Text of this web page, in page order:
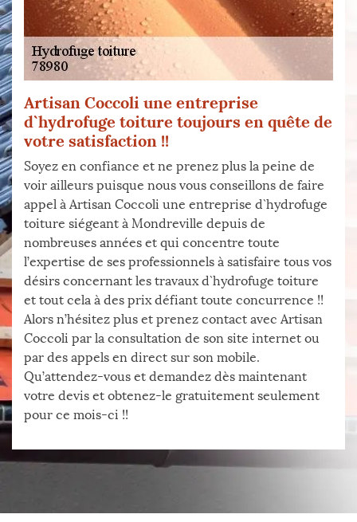
Artisan Coccoli une entreprise
d`hydrofuge toiture toujours en quête de
votre satisfaction !!
Soyez en confiance et ne prenez plus la peine de
voir ailleurs puisque nous vous conseillons de faire
appel à Artisan Coccoli une entreprise d`hydrofuge
toiture siégeant à Mondreville depuis de
nombreuses années et qui concentre toute
l’expertise de ses professionnels à satisfaire tous vos
désirs concernant les travaux d`hydrofuge toiture
et tout cela à des prix défiant toute concurrence !!
Alors n’hésitez plus et prenez contact avec Artisan
Coccoli par la consultation de son site internet ou
par des appels en direct sur son mobile.
Qu’attendez-vous et demandez dès maintenant
votre devis et obtenez-le gratuitement seulement
pour ce mois-ci !!